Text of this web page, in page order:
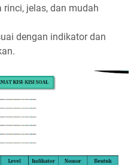
jelas, dan mudah
dengan indikator dan